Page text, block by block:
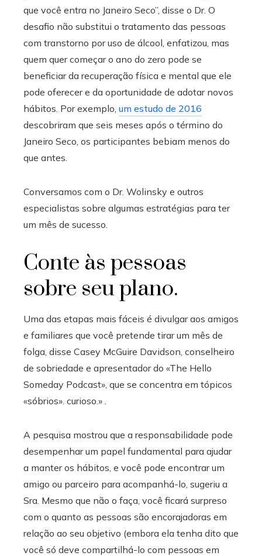
que você entra no Janeiro Seco”, disse o Dr. O
desafio não substitui o tratamento das pessoas
com transtorno por uso de álcool, enfatizou, mas
quem quer começar o ano do zero pode se
beneficiar da recuperação física e mental que ele
pode oferecer e da oportunidade de adotar novos
hábitos. Por exemplo, um estudo de 2016
descobriram que seis meses após o término do
Janeiro Seco, os participantes bebiam menos do
que antes.
Conversamos com o Dr. Wolinsky e outros
especialistas sobre algumas estratégias para ter
um mês de sucesso.
Conte às pessoas
sobre seu plano.
Uma das etapas mais fáceis é divulgar aos amigos
e familiares que você pretende tirar um mês de
folga, disse Casey McGuire Davidson, conselheiro
de sobriedade e apresentador do «The Hello
Someday Podcast», que se concentra em tópicos
«sóbrios». curioso.» .
A pesquisa mostrou que a responsabilidade pode
desempenhar um papel fundamental para ajudar
a manter os hábitos, e você pode encontrar um
amigo ou parceiro para acompanhá-lo, sugeriu a
Sra. Mesmo que não o faça, você ficará surpreso
com o quanto as pessoas são encorajadoras em
relação ao seu objetivo (embora ela tenha dito que
você só deve compartilhá-lo com pessoas em